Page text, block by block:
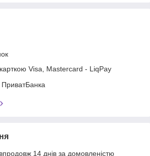
Visa, Mastercard - LiqPay
14 днів за домовленістю